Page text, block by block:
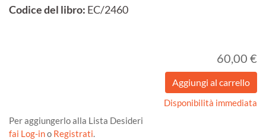
Codice del libro: EC/2460
60,00 €
Disponibilità immediata
Per aggiungerlo alla Lista Desideri
fai Log-ino Registrati.